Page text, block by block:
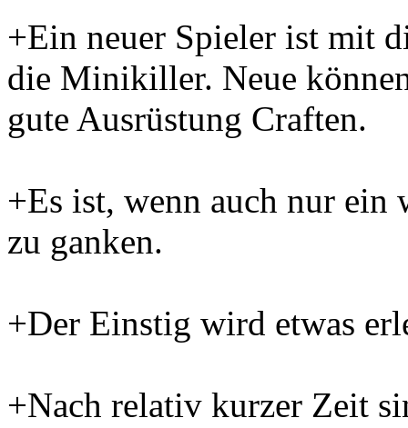
+Ein neuer Spieler ist mit
die Minikiller. Neue
gute Ausrüstung Craften.
+Es ist, wenn auch nur ein
zu ganken.
+Der Einstig wird etwas
+Nach relativ kurzer Zeit